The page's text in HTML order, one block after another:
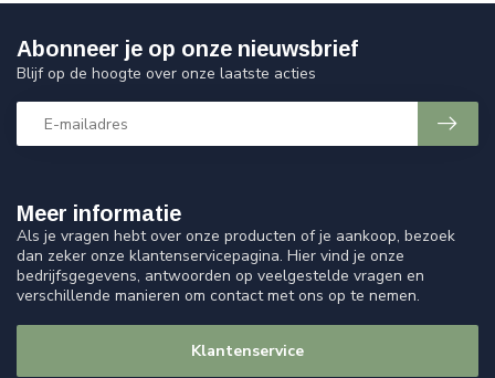
Meer informatie
Als je vragen hebt over onze producten of je aankoop, bezoek
dan zeker onze klantenservicepagina. Hier vind je onze
bedrijfsgegevens, antwoorden op veelgestelde vragen en
verschillende manieren om contact met ons op te nemen.
Klantenservice
Abonneer je op onze nieuwsbrief
Blijf op de hoogte over onze laatste acties